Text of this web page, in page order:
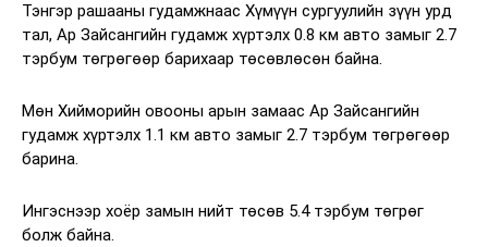
Тэнгэр рашааны гудамжнаас Хүмүүн сургуулийн зүүн урд
тал, Ар Зайсангийн гудамж хүртэлх 0.8 км авто замыг 2.7
тэрбум төгрөгөөр барихаар төсөвлөсөн байна.
Мөн Хийморийн овооны арын замаас Ар Зайсангийн
гудамж хүртэлх 1.1 км авто замыг 2.7 тэрбум төгрөгөөр
барина.
Ингэснээр хоёр замын нийт төсөв 5.4 тэрбум төгрөг
болж байна.